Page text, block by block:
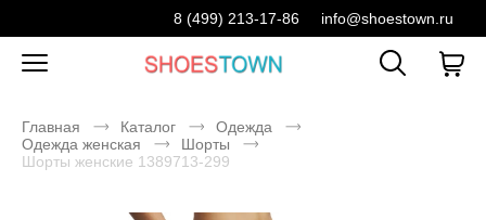
8 (499) 213-17-86 info@shoestown.ru
Главная Каталог
Одежда
Одежда женская
Шорты
Шорты женские 1389713-299